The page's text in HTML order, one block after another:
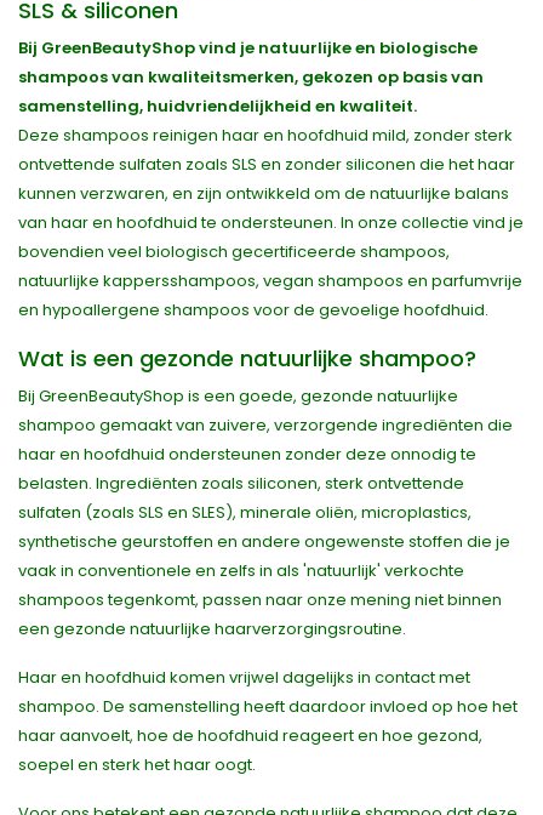
SLS & siliconen
Bij GreenBeautyShop vind je natuurlijke en biologische
shampoos van kwaliteitsmerken, gekozen op basis van
samenstelling, huidvriendelijkheid en kwaliteit.
Deze shampoos reinigen haar en hoofdhuid mild, zonder sterk
ontvettende sulfaten zoals SLS en zonder siliconen die het haar
kunnen verzwaren, en zijn ontwikkeld om de natuurlijke balans
van haar en hoofdhuid te ondersteunen. In onze collectie vind je
bovendien veel biologisch gecertificeerde shampoos,
natuurlijke kappersshampoos, vegan shampoos en parfumvrije
en hypoallergene shampoos voor de gevoelige hoofdhuid.
Wat is een gezonde natuurlijke shampoo?
Bij GreenBeautyShop is een goede, gezonde natuurlijke
shampoo gemaakt van zuivere, verzorgende ingrediënten die
haar en hoofdhuid ondersteunen zonder deze onnodig te
belasten. Ingrediënten zoals siliconen, sterk ontvettende
sulfaten (zoals SLS en SLES), minerale oliën, microplastics,
synthetische geurstoffen en andere ongewenste stoffen die je
vaak in conventionele en zelfs in als 'natuurlijk' verkochte
shampoos tegenkomt, passen naar onze mening niet binnen
een gezonde natuurlijke haarverzorgingsroutine.
Haar en hoofdhuid komen vrijwel dagelijks in contact met
shampoo. De samenstelling heeft daardoor invloed op hoe het
haar aanvoelt, hoe de hoofdhuid reageert en hoe gezond,
soepel en sterk het haar oogt.